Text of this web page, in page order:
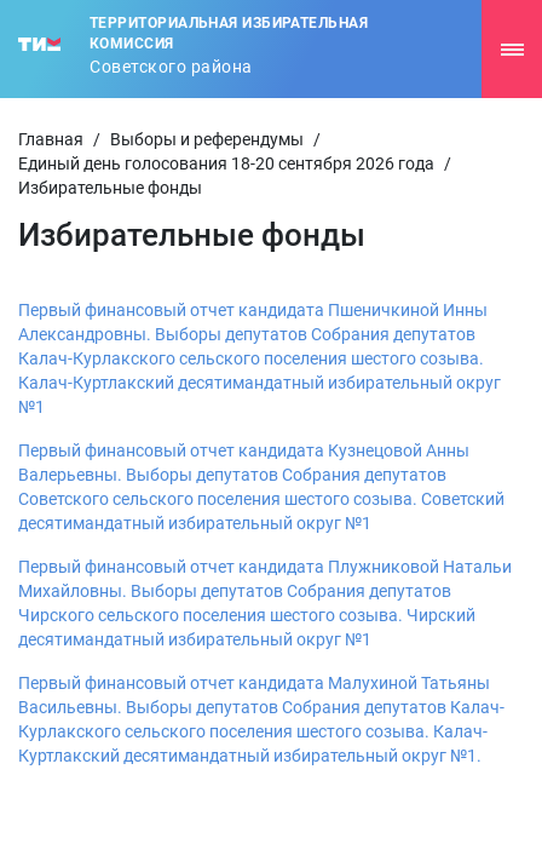
ТЕРРИТОРИАЛЬНАЯ ИЗБИРАТЕЛЬНАЯ
КОМИССИЯ
Советского района
Главная / Выборы и референдумы
/
Единый день голосования 18-20 сентября 2026 года
/
Избирательные фонды
Избирательные фонды
Первый финансовый отчет кандидата Пшеничкиной Инны
Александровны. Выборы депутатов Собрания депутатов
Калач-Курлакского сельского поселения шестого созыва.
Калач-Куртлакский десятимандатный избирательный округ
№1
Первый финансовый отчет кандидата Кузнецовой Анны
Валерьевны. Выборы депутатов Собрания депутатов
Советского сельского поселения шестого созыва. Советский
десятимандатный избирательный округ №1
Первый финансовый отчет кандидата Плужниковой Натальи
Михайловны. Выборы депутатов Собрания депутатов
Чирского сельского поселения шестого созыва. Чирский
десятимандатный избирательный округ №1
Первый финансовый отчет кандидата Малухиной Татьяны
Васильевны. Выборы депутатов Собрания депутатов Калач-
Курлакского сельского поселения шестого созыва. Калач-
Куртлакский десятимандатный избирательный округ №1.